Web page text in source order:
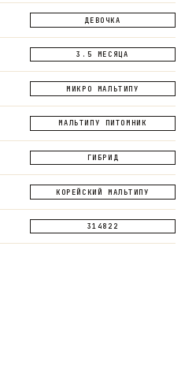
ДЕВОЧКА
3.5 МЕСЯЦА
МИКРО МАЛЬТИПУ
МАЛЬТИПУ ПИТОМНИК
ГИБРИД
КОРЕЙСКИЙ МАЛЬТИПУ
314822